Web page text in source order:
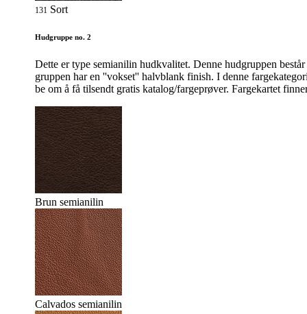
131 Sort
Hudgruppe no. 2
Dette er type semianilin hudkvalitet. Denne hudgruppen
gruppen har en ''vokset'' halvblank finish. I denne
be om å få tilsendt gratis katalog/fargeprøver. Fargekartet
Brun semianilin
Calvados semianilin